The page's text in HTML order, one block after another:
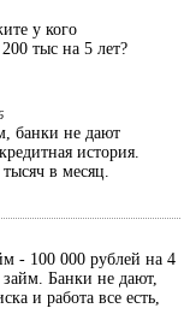
у кого
тыс на 5 лет?
банки не дают
история.
в месяц.
- 100 000 рублей на 4
Банки не дают,
и работа все есть,